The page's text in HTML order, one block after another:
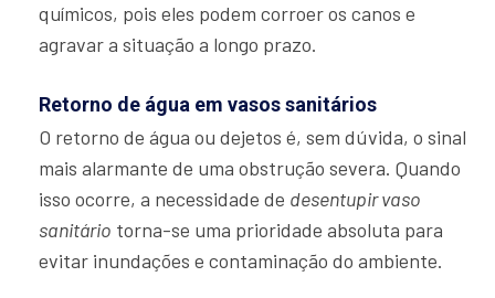
químicos, pois eles podem corroer os canos e
agravar a situação a longo prazo.
Retorno de água em vasos sanitários
O retorno de água ou dejetos é, sem dúvida, o sinal
mais alarmante de uma obstrução severa. Quando
isso ocorre, a necessidade de desentupir vaso
sanitário torna-se uma prioridade absoluta para
evitar inundações e contaminação do ambiente.